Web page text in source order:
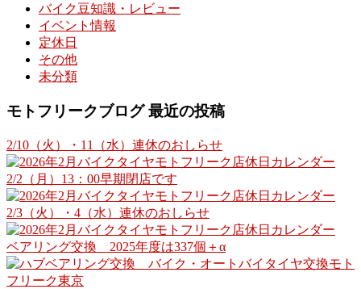
バイク豆知識・レビュー
イベント情報
定休日
その他
未分類
モトフリークブログ 最近の投稿
2/10（火）・11（水）連休のおしらせ
2/2（月）13：00早期閉店です
2/3（火）・4（水）連休のおしらせ
ベアリング交換 2025年度は337個＋α